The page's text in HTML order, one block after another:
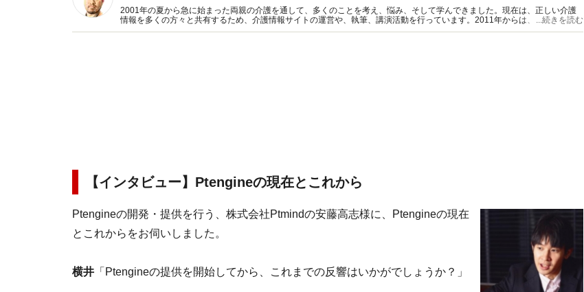
2001年の夏から急に始まった両親の介護を通して、多くのことを考え、悩み、そして学んできました。現在は、正しい介護
情報を多くの方々と共有するため、介護情報サイトの運営や、執筆、講演活動を行っています。2011年からは、20年以上の
キャリアをもとに「販促プロモーション」ガイドにも就任しました。
...続きを読む
【インタビュー】Ptengineの現在とこれから
Ptengineの開発・提供を行う、株式会社Ptmindの安藤高志様に、Ptengineの現在
とこれからをお伺いしました。
横井 「Ptengineの提供を開始してから、これまでの反響はいかがでしょうか？」